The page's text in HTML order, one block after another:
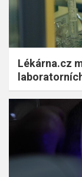
Lékárna.cz